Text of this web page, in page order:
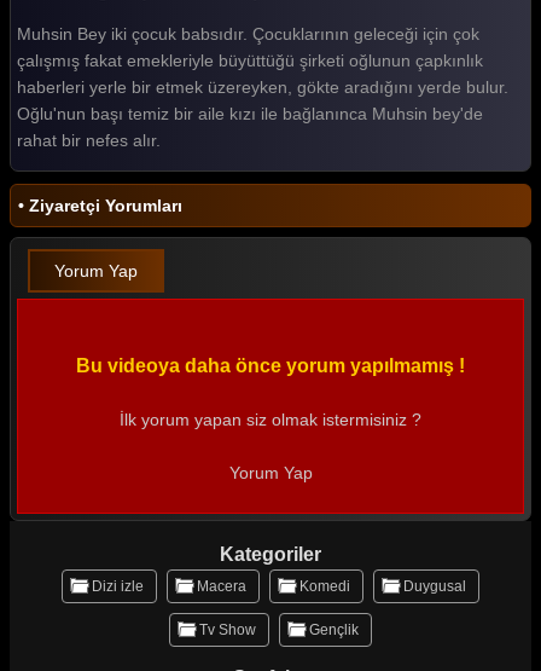
Muhsin Bey iki çocuk babsıdır. Çocuklarının geleceği için çok
çalışmış fakat emekleriyle büyüttüğü şirketi oğlunun çapkınlık
haberleri yerle bir etmek üzereyken, gökte aradığını yerde bulur.
Oğlu'nun başı temiz bir aile kızı ile bağlanınca Muhsin bey'de
rahat bir nefes alır.
• Ziyaretçi Yorumları
Yorum Yap
Bu videoya daha önce yorum yapılmamış !
İlk yorum yapan siz olmak istermisiniz ?
Yorum Yap
Kategoriler
Dizi izle Macera Komedi Duygusal
Tv Show Gençlik